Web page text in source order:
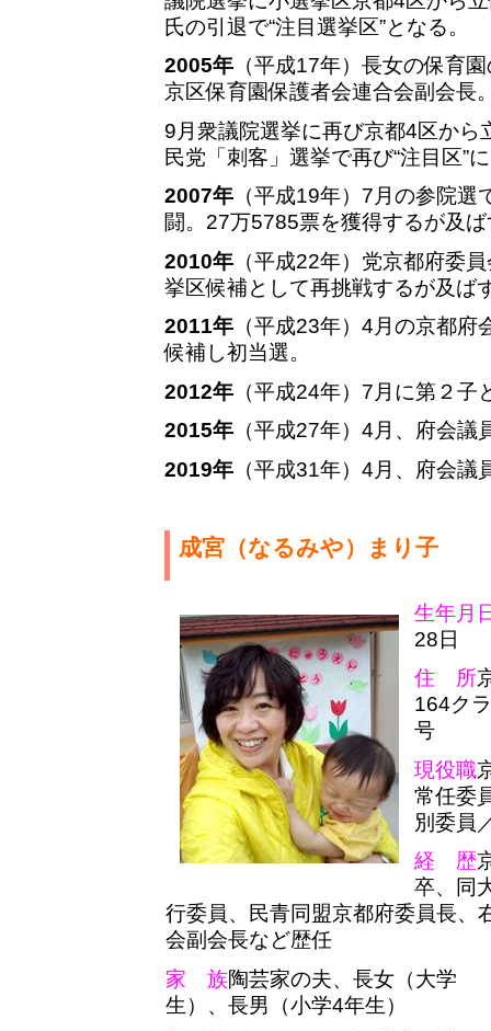
氏の引退で“注目選挙区”となる。
2005年 （平成17年）長女の保育
京区保育園保護者会連合会副会長
9月衆議院選挙に再び京都4区から
民党「刺客」選挙で再び“注目区”
2007年 （平成19年）7月の参院
闘。27万5785票を獲得するが及
2010年 （平成22年）党京都府委
挙区候補として再挑戦するが及ば
2011年 （平成23年）4月の京都
候補し初当選。
2012年 （平成24年）7月に第２子
2015年 （平成27年）4月、府会
2019年 （平成31年）4月、府会議
成宮（なるみや）まり子
生年月
28日
住 所
164ク
号
現役職
常任委
別委員
経 歴
卒、同
行委員、民青同盟京都府委員長、
会副会長など歴任
家 族陶芸家の夫、長女（大学
生）、長男（小学4年生）